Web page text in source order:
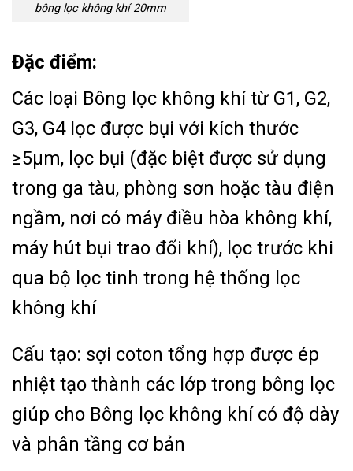
bông lọc không khí 20mm
Đặc điểm:
Các loại Bông lọc không khí từ G1, G2,
G3, G4 lọc được bụi với kích thước
≥5μm, lọc bụi (đặc biệt được sử dụng
trong ga tàu, phòng sơn hoặc tàu điện
ngầm, nơi có máy điều hòa không khí,
máy hút bụi trao đổi khí), lọc trước khi
qua bộ lọc tinh trong hệ thống lọc
không khí
Cấu tạo: sợi coton tổng hợp được ép
nhiệt tạo thành các lớp trong bông lọc
giúp cho Bông lọc không khí có độ dày
và phân tầng cơ bản